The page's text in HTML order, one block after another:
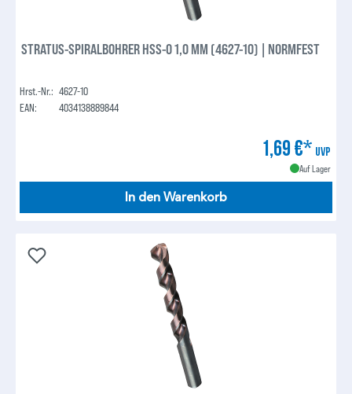
STRATUS-SPIRALBOHRER HSS-O 1,0 MM (4627-10) | NORMFEST
Hrst.-Nr.: 4627-10
EAN:
4034138889844
1,69 €* UVP
Auf Lager
In den Warenkorb